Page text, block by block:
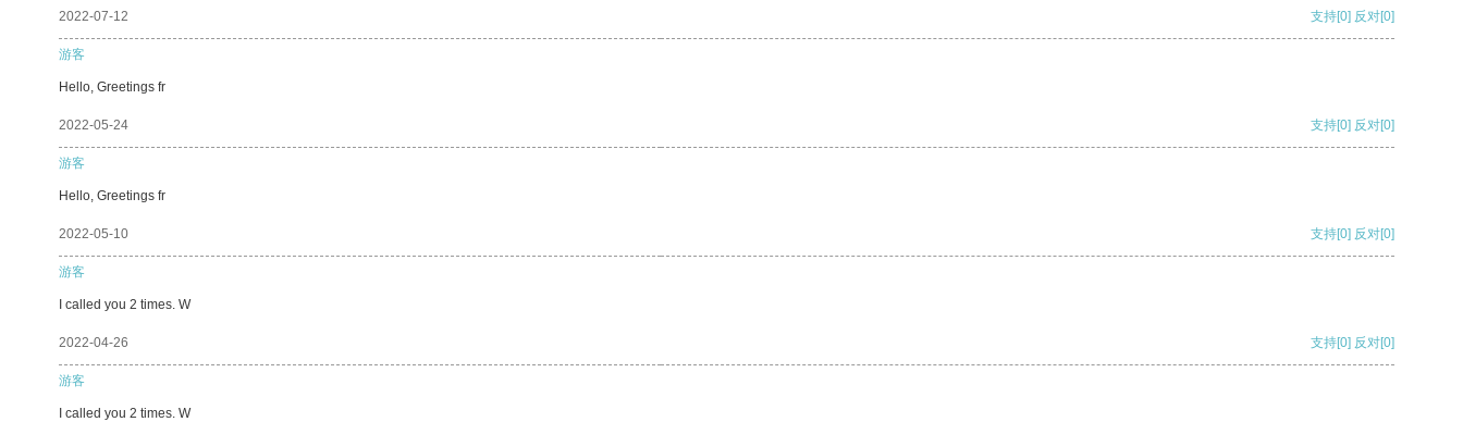
2022-07-12 支持[0] 反对[0]
游客
Hello, Greetings fr
2022-05-24 支持[0] 反对[0]
游客
Hello, Greetings fr
2022-05-10 支持[0] 反对[0]
游客
I called you 2 times. W
2022-04-26 支持[0] 反对[0]
游客
I called you 2 times. W